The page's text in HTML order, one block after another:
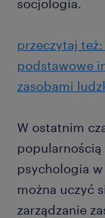
socjologia.
przeczytaj też:
podstawowe
zasobami
W ostatnim
popularnością
psychologia
można uczyć
zarządzanie